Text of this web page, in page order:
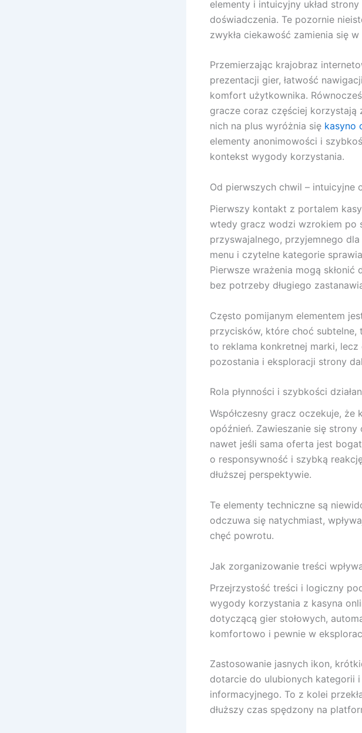
elementy i intuicyjny układ
doświadczenia. Te pozornie
zwykła ciekawość zamienia się
Przemierzając krajobraz
prezentacji gier, łatwość
komfort użytkownika.
gracze coraz częściej korzystają
nich na plus wyróżnia się kasyno
elementy anonimowości i
kontekst wygody korzystania.
Od pierwszych chwil – intuicyjne
Pierwszy kontakt z portalem
wtedy gracz wodzi wzrokiem po
przyswajalnego, przyjemnego
menu i czytelne kategorie
Pierwsze wrażenia mogą
bez potrzeby długiego
Często pomijanym elementem
przycisków, które choć
to reklama konkretnej marki,
pozostania i eksploracji strony
Rola płynności i szybkości
Współczesny gracz oczekuje, że
opóźnień. Zawieszanie się strony
nawet jeśli sama oferta jest
o responsywność i szybką
dłuższej perspektywie.
Te elementy techniczne są
odczuwa się natychmiast,
chęć powrotu.
Jak zorganizowanie treści
Przejrzystość treści i logiczny
wygody korzystania z kasyna
dotyczącą gier stołowych,
komfortowo i pewnie w
Zastosowanie jasnych ikon,
dotarcie do ulubionych kategorii
informacyjnego. To z kolei
dłuższy czas spędzony na